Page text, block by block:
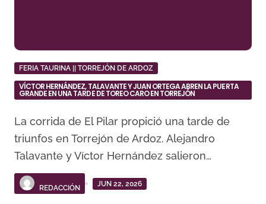
FERIA TAURINA || TORREJÓN DE ARDOZ
VÍCTOR HERNÁNDEZ, TALAVANTE Y JUAN ORTEGA ABREN LA PUERTA
GRANDE EN UNA TARDE DE TOREO CARO EN TORREJÓN
La corrida de El Pilar propició una tarde de
triunfos en Torrejón de Ardoz. Alejandro
Talavante y Víctor Hernández salieron…
REDACCIÓN
JUN 22, 2026